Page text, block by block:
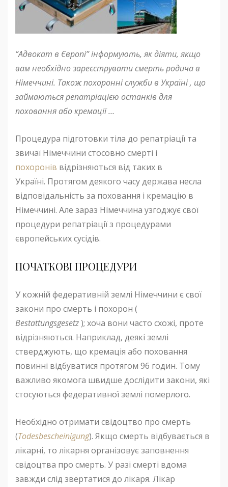
“Адвокат в Європі” інформують, як діяти, якщо
вам необхідно зареєструвати смертьродича в
Німеччині. Також похоронні служби в Україні, що
займаються репатріацією останків для
поховання або кремації…
Процедура підготовки тіла до репатріації та
звичаї Німеччини стосовно смерті і
похоронів відрізняються від таких в
Україні. Протягом деякого часу держава несла
відповідальність за поховання і кремацію в
Німеччині. Але зараз Німеччина узгоджує свої
процедури репатріації з процедурами
європейських сусідів.
ПОЧАТКОВІ ПРОЦЕДУРИ
У кожній федеративній землі Німеччини є свої
закони про смерть і похорон (
Bestattungsgesetz); хоча вони часто схожі, проте
відрізняються. Наприклад, деякі землі
стверджують, що кремація або поховання
повинні відбуватися протягом 96 годин. Тому
важливо якомога швидше дослідити закони, які
стосуються федеративної землі померлого.
Необхідно отримати свідоцтво про смерть
(Todesbescheinigung). Якщо смерть відбувається в
лікарні, то лікарня організовує заповнення
свідоцтва про смерть. У разі смерті вдома
завжди слід звертатися до лікаря. Лікар